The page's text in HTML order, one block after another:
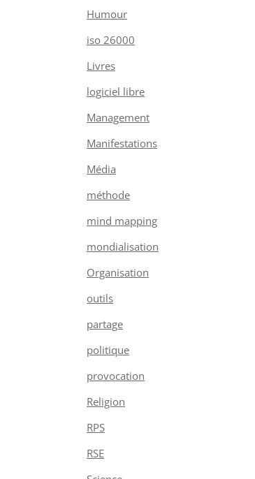
Humour
iso 26000
Livres
logiciel libre
Management
Manifestations
Média
méthode
mind mapping
mondialisation
Organisation
outils
partage
politique
provocation
Religion
RPS
RSE